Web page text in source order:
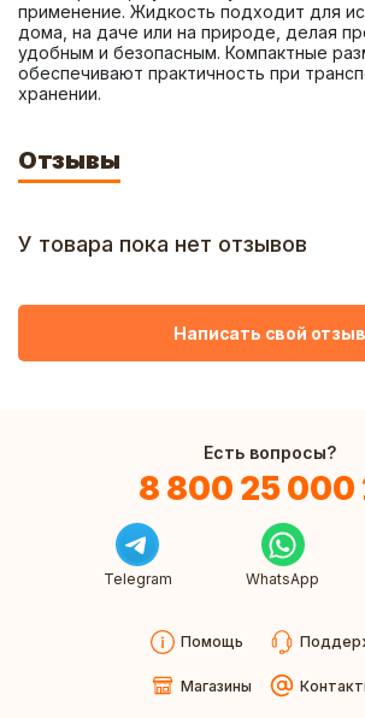
применение. Жидкость подходит для
дома, на даче или на природе, делая
удобным и безопасным. Компактные
обеспечивают практичность при
хранении.
Отзывы
У товара пока нет отзывов
Написать свой отзыв
Есть вопросы?
8 800 25 000
Telegram WhatsApp
Помощь
Магазины